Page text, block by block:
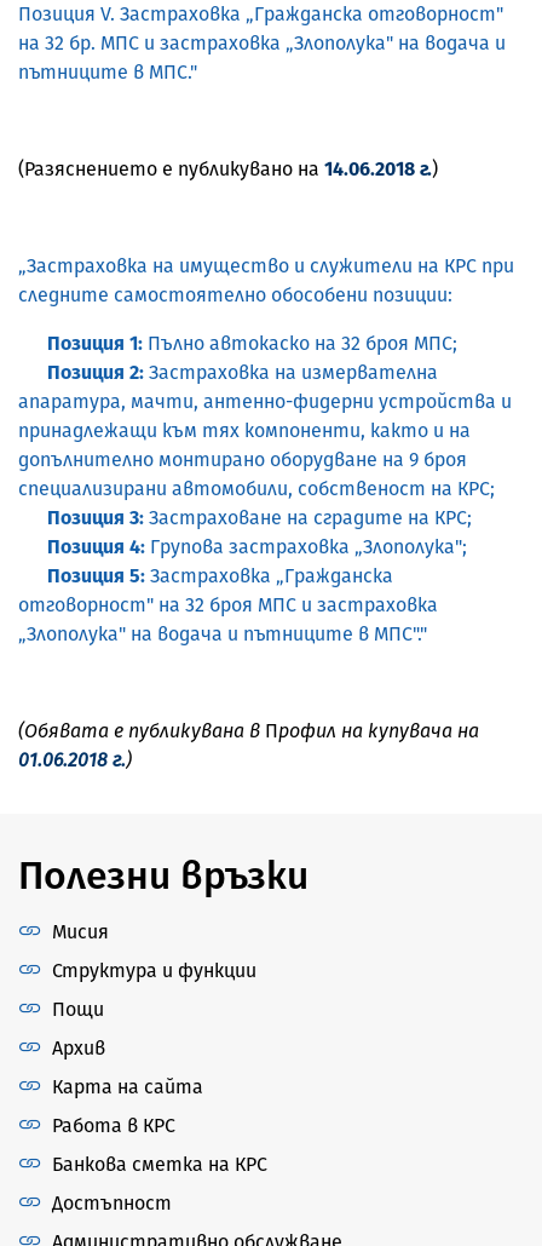
Позиция V. Застраховка „Гражданска отговорност"
на 32 бр. МПС и застраховка „Злополука" на водача и
пътниците в МПС."
(Разяснението е публикувано на 14.06.2018 г.)
„Застраховка на имущество и служители на КРС при
следните самостоятелно обособени позиции:
Позиция 1: Пълно автокаско на 32 броя МПС;
Позиция 2: Застраховка на измервателна
апаратура, мачти, антенно-фидерни устройства и
принадлежащи към тях компоненти, както и на
допълнително монтирано оборудване на 9 броя
специализирани автомобили, собственост на КРС;
Позиция 3: Застраховане на сградите на КРС;
Позиция 4: Групова застраховка „Злополука";
Позиция 5: Застраховка „Гражданска
отговорност" на 32 броя МПС и застраховка
„Злополука" на водача и пътниците в МПС"."
(Обявата е публикувана в Профил на купувача на
01.06.2018 г.)
Полезни връзки
Мисия
Структура и функции
Пощи
Архив
Карта на сайта
Работа в КРС
Банкова сметка на КРС
Достъпност